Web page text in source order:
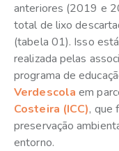
anteriores (2019 e
total de lixo
(tabela 01). Isso
realizada pelas
programa de
Verdescola em
Costeira (ICC), que
preservação
entorno.